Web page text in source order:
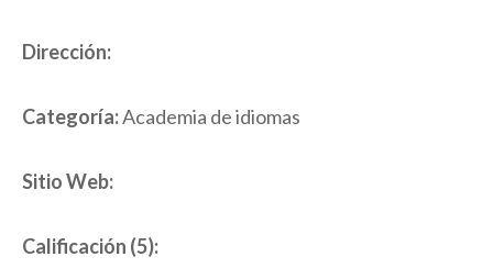
Dirección:
Categoría:Academia de idiomas
Sitio Web:
Calificación (5):